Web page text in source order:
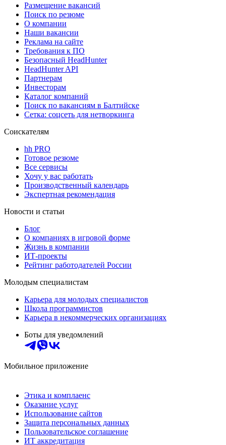
Размещение вакансий
Поиск по резюме
О компании
Наши вакансии
Реклама на сайте
Требования к ПО
Безопасный HeadHunter
HeadHunter API
Партнерам
Инвесторам
Каталог компаний
Поиск по вакансиям в Балтийске
Сетка: соцсеть для нетворкинга
Соискателям
hh PRO
Готовое резюме
Все сервисы
Хочу у вас работать
Производственный календарь
Экспертная рекомендация
Новости и статьи
Блог
О компаниях в игровой форме
Жизнь в компании
ИТ-проекты
Рейтинг работодателей России
Молодым специалистам
Карьера для молодых специалистов
Школа программистов
Карьера в некоммерческих организациях
Боты для уведомлений
Мобильное приложение
Этика и комплаенс
Оказание услуг
Использование сайтов
Защита персональных данных
Пользовательское соглашение
ИТ аккредитация